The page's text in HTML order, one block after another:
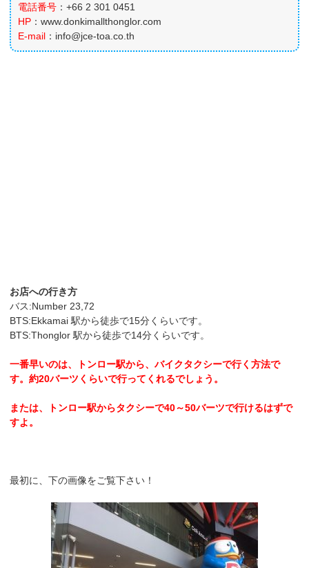
電話番号 ：+66 2 301 0451
HP ：www.donkimallthonglor.com
E-mail ：info@jce-toa.co.th
お店への行き方
バス:Number 23,72
BTS:Ekkamai 駅から徒歩で15分くらいです。
BTS:Thonglor 駅から徒歩で14分くらいです。
一番早いのは、トンロー駅から、バイクタクシーで行く方法で
す。約20バーツくらいで行ってくれるでしょう。
または、トンロー駅からタクシーで40～50バーツで行けるはずで
すよ。
最初に、下の画像をご覧下さい！